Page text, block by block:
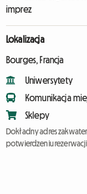
imprez
Lokalizacja
Bourges, Francja
Uniwersytety
Komunikacja
Sklepy
Dokładny adres
potwierdzeniu